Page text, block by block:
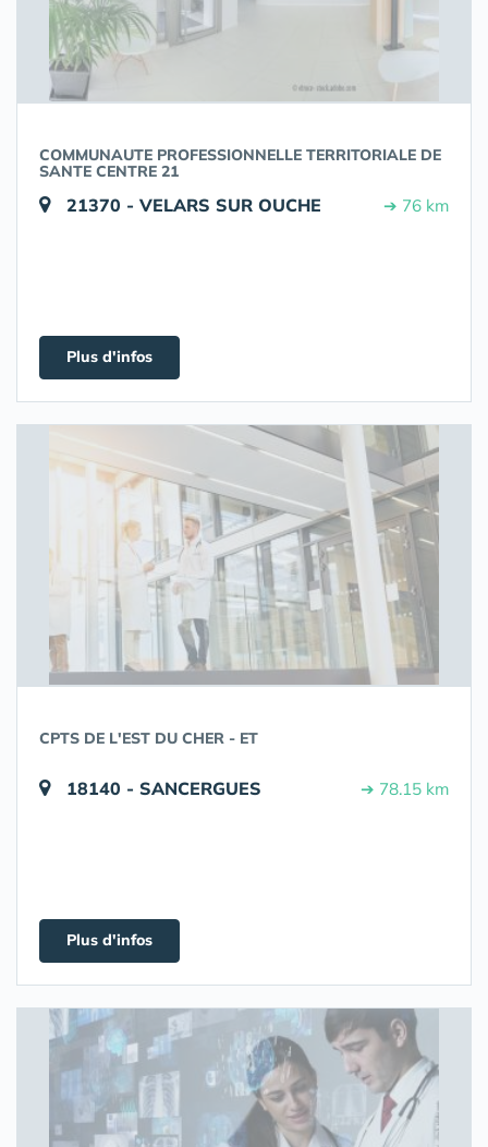
COMMUNAUTE PROFESSIONNELLE TERRITORIALE DE
SANTE CENTRE 21
21370 - VELARS SUR OUCHE ➔ 76 km
Plus d'infos
CPTS DE L'EST DU CHER - ET
18140 - SANCERGUES ➔ 78.15 km
Plus d'infos